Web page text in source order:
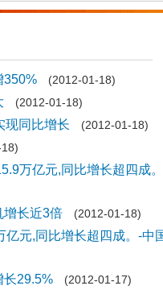
350% (2012-01-18)
(2012-01-18)
现同比增长 (2012-01-18)
万亿元,同比增长超四成
增长近3倍 (2012-01-18)
亿元,同比增长超四成。-中
长29.5% (2012-01-17)